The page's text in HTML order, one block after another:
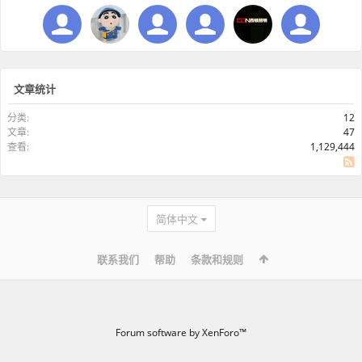
文章统计
分类:
12
文章:
47
查看:
1,129,444
简体中文
联系我们 帮助 条款和规则
Forum software by XenForo™